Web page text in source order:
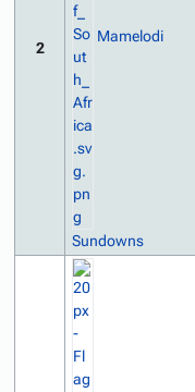
2
Mamelodi
Sundowns